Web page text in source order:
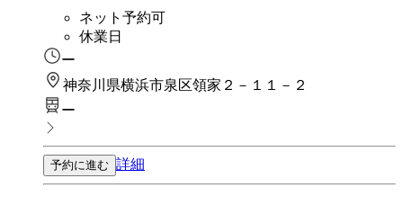
ネット予約可
休業日
ー
神奈川県横浜市泉区領家２－１１－２
ー
予約に進む 詳細